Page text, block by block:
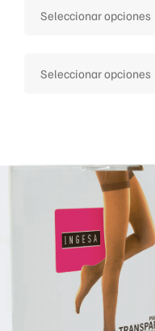
Seleccionar opciones
Seleccionar opciones